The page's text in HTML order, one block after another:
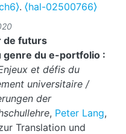
. ⟨hal-02500766⟩
de futurs
genre du e-portfolio :
et défis du
universitaire /
der
, Peter Lang,
Translation und